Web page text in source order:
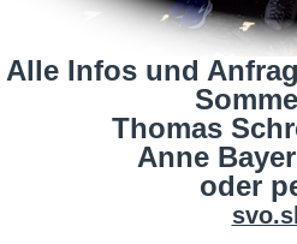
Alle Infos und
Thomas
Anne
oder